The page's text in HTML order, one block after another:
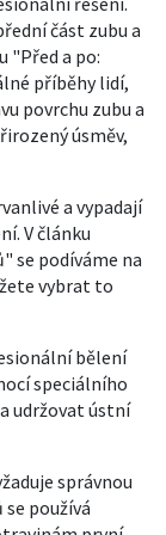
část zubu a
"Před a po:
příběhy lidí,
povrchu zubu a
úsměv,
a vypadají
V článku
se podíváme na
vybrat to
bělení
speciálního
udržovat ústní
správnou
používá